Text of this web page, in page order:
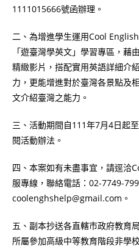
1111015666號函辦理。
二、為增進學生運用Cool
「遊臺灣學英文」學習專區，藉
精緻影片，搭配實用英語詳細介
力，更能增進對於臺灣各景點及
文介紹臺灣之能力。
三、活動期間自111年7月4日起
閱活動辦法。
四、本案如有未盡事宜，請逕洽
服專線，聯絡電話：02-7749-
coolenghshelp@gmail.com。
五、副本抄送各直轄市政府教育
所屬參加高級中等教育階段非學